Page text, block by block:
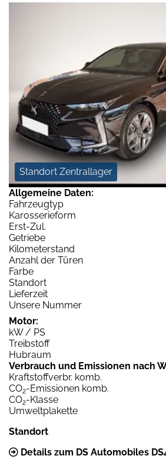
Standort Zentrallager
Allgemeine Daten:
Fahrzeugtyp
Karosserieform
Erst-Zul.
Getriebe
Kilometerstand
Anzahl der Türen
Farbe
Standort
Lieferzeit
Unsere Nummer
Motor:
kW / PS
Treibstoff
Hubraum
Verbrauch und Emissionen nach
Kraftstoffverbr. komb.
CO2-Emissionen komb.
CO2-Klasse
Umweltplakette
Standort
Details zum DS Automobiles